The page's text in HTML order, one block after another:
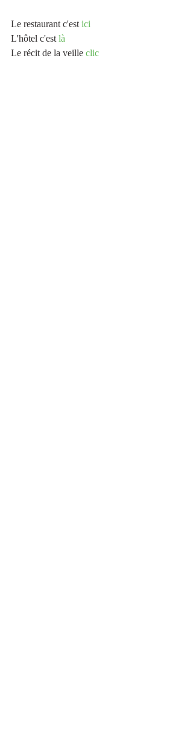
Le restaurant c'est ici
L'hôtel c'est là
Le récit de la veille clic